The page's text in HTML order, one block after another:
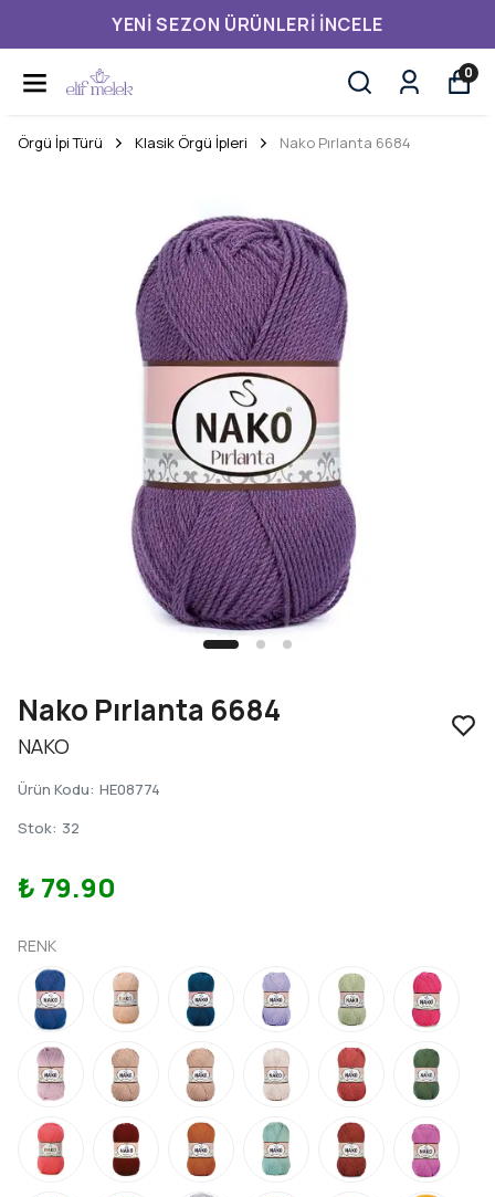
YENI SEZON ÜRÜNLERI İNCELE
0
Örgü İpi Türü Klasik Örgü İpleri Nako Pırlanta 6684
Nako Pırlanta 6684
NAKO
Ürün Kodu: HE08774
Stok: 32
₺ 79.90
RENK